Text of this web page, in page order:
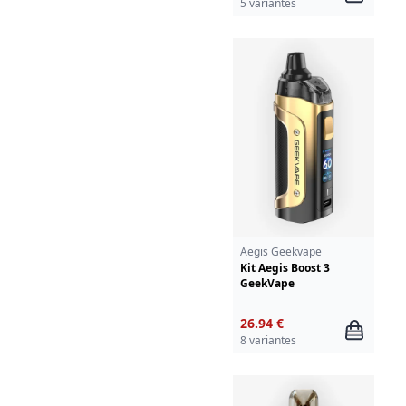
Aegis Geekvape
Kit Aegis Boost 3
GeekVape
26.94 €
8 variantes